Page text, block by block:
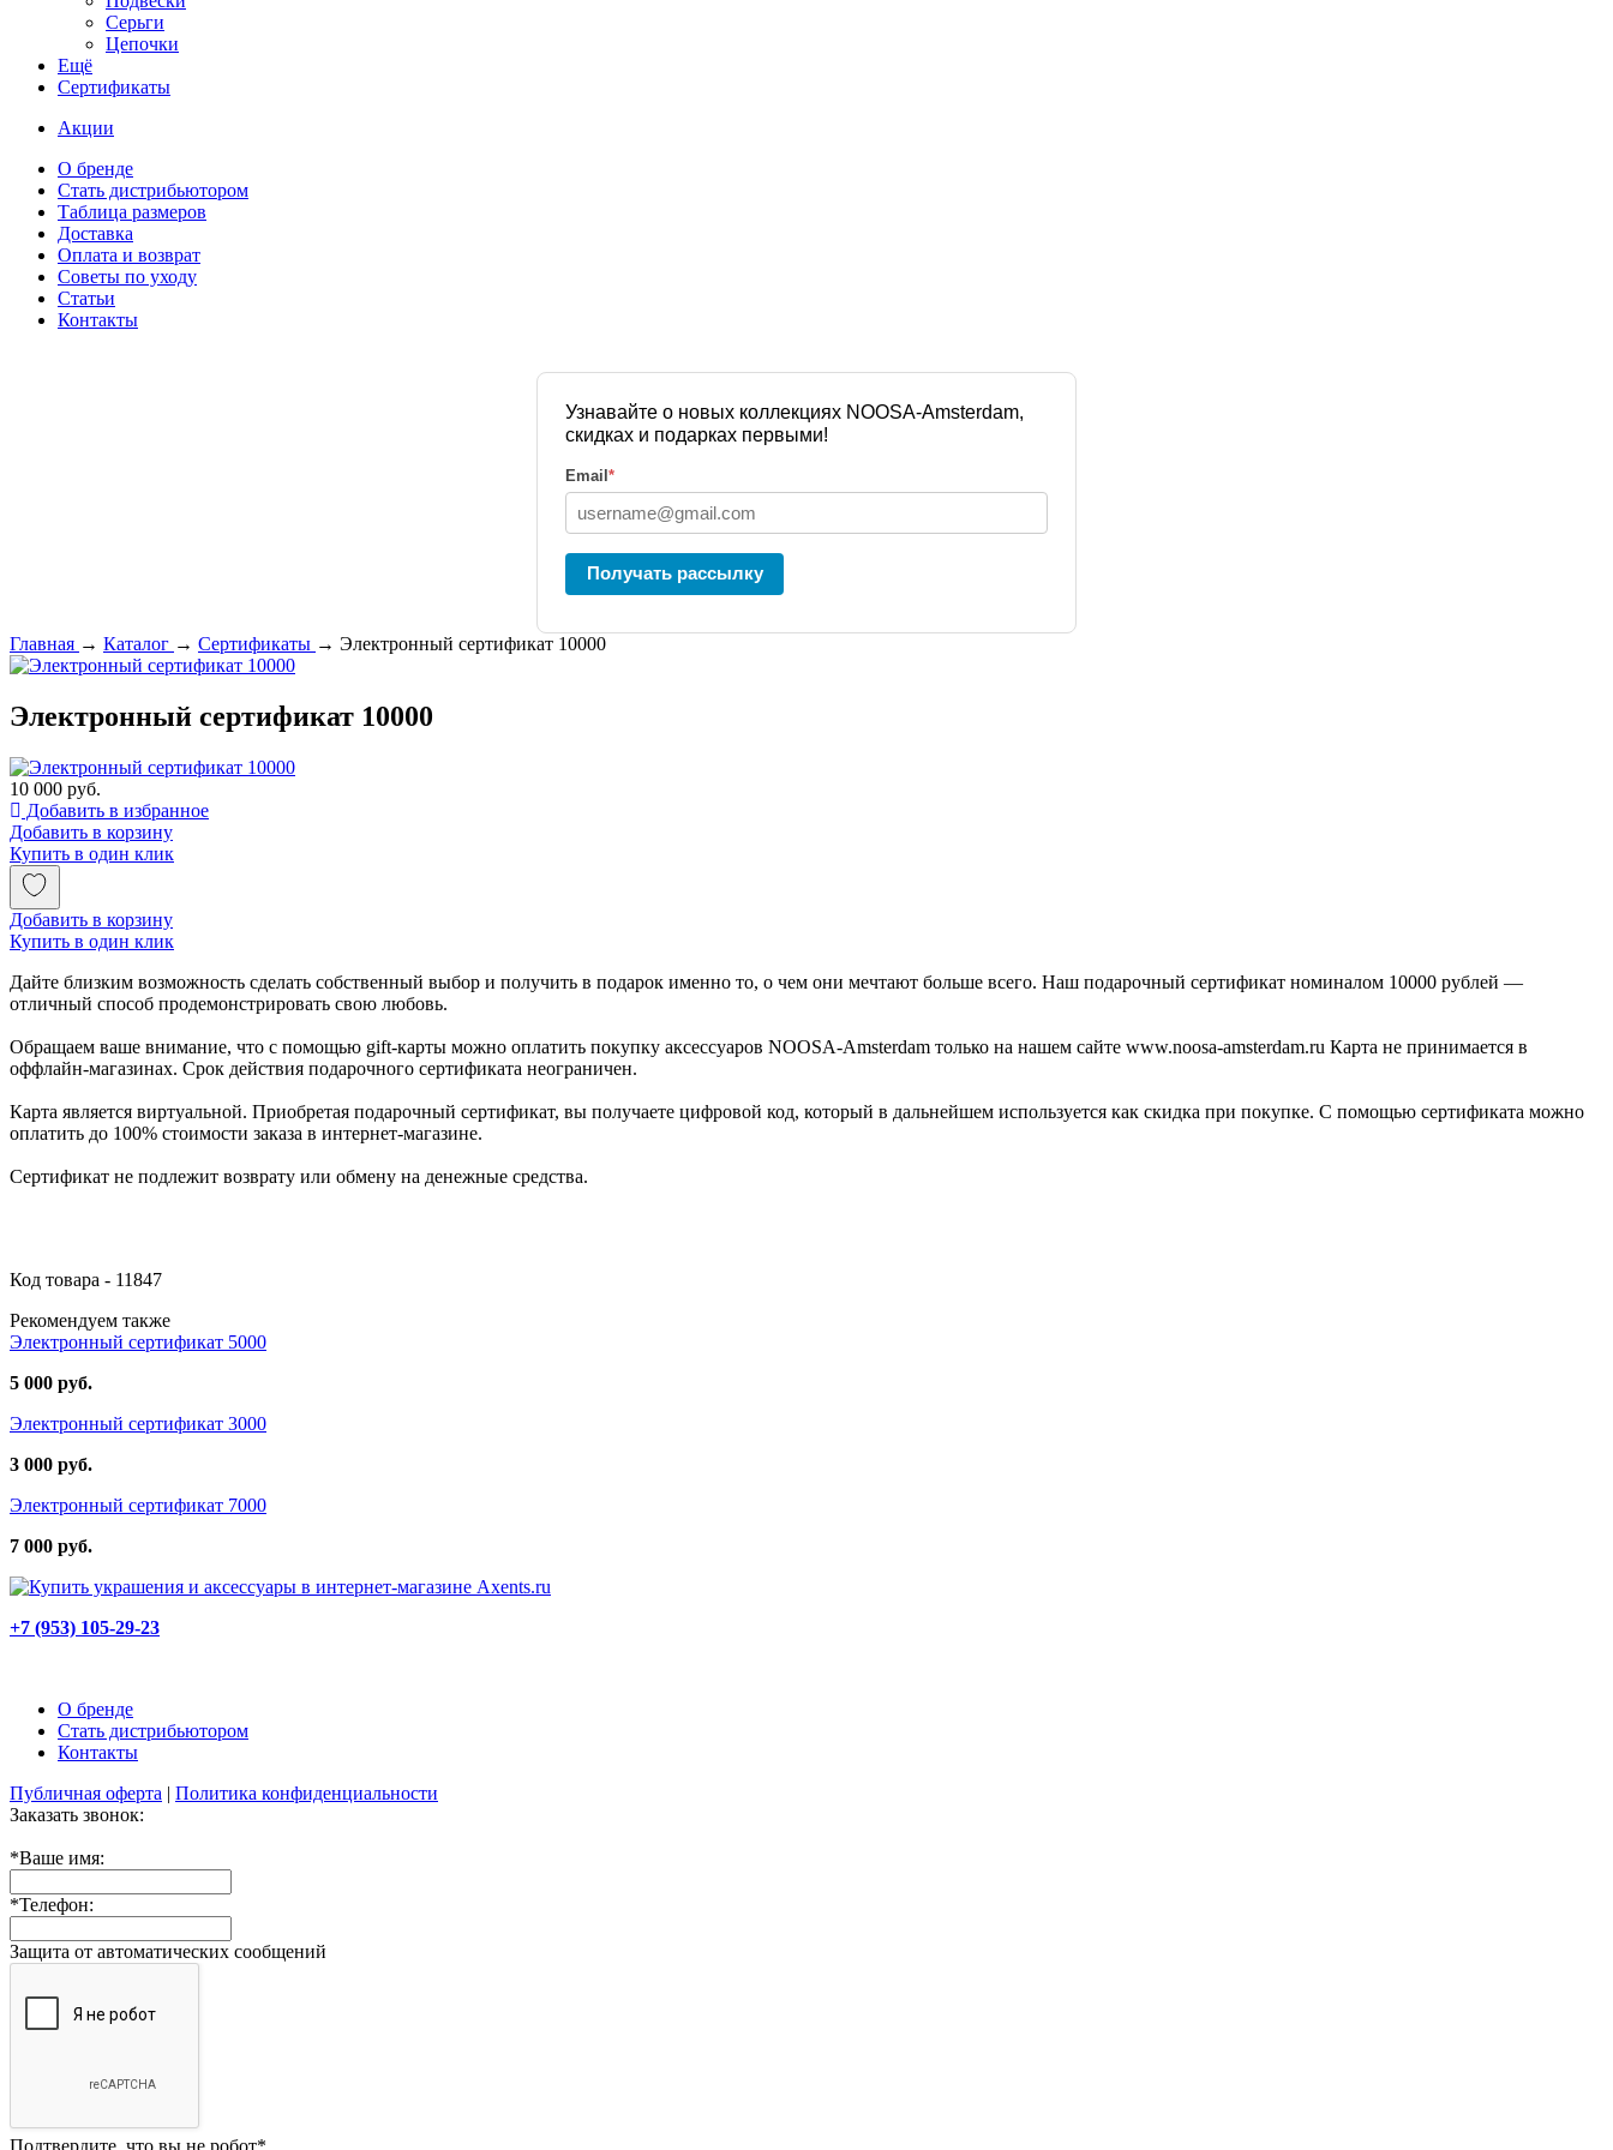
Серьги
Цепочки
Ещё
Сертификаты
Акции
О бренде
Стать дистрибьютором
Таблица размеров
Доставка
Оплата и возврат
Советы по уходу
Статьи
Контакты
Узнавайте о новых коллекциях NOOSA-Amsterdam,
скидках и подарках первыми!
Email *
Получать рассылку
Главная → Каталог → Сертификаты → Электронный сертификат 10000
Электронный сертификат 10000
10 000 руб.
Добавить в избранное
Добавить в корзину
Купить в один клик
Добавить в корзину
Купить в один клик
Дайте близким возможность сделать собственный выбор и получить в подарок именно то, о чем они мечтают больше всего. Наш подарочный сертификат номиналом 10000 рублей —
отличный способ продемонстрировать свою любовь.
Обращаем ваше внимание, что с помощью gift-карты можно оплатить покупку аксессуаров NOOSA-Amsterdam только на нашем сайте www.noosa-amsterdam.ru Карта не принимается в
оффлайн-магазинах. Срок действия подарочного сертификата неограничен.
Карта является виртуальной. Приобретая подарочный сертификат, вы получаете цифровой код, который в дальнейшем используется как скидка при покупке. С помощью сертификата можно
оплатить до 100% стоимости заказа в интернет-магазине.
Сертификат не подлежит возврату или обмену на денежные средства.
Код товара - 11847
Рекомендуем также
Электронный сертификат 5000
5 000 руб.
Электронный сертификат 3000
3 000 руб.
Электронный сертификат 7000
7 000 руб.
+7 (953) 105-29-23
О бренде
Стать дистрибьютором
Контакты
Публичная оферта | Политика конфиденциальности
Заказать звонок:
*Ваше имя:
*Телефон:
Защита от автоматических сообщений
Подтвердите, что вы не робот*